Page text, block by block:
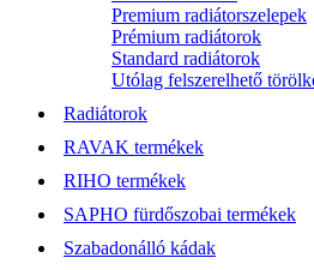
Premium radiátorszelepek
Prémium radiátorok
Standard radiátorok
Utólag felszerelhető
Radiátorok
RAVAK termékek
RIHO termékek
SAPHO fürdőszobai termékek
Szabadonálló kádak